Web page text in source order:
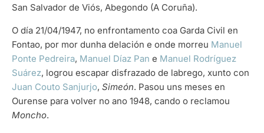
San Salvador de Viós, Abegondo (A Coruña).
O día 21/04/1947, no enfrontamento coa Garda Civil en
Fontao, por mor dunha delación e onde morreu Manuel
Ponte Pedreira, Manuel Díaz Pan e Manuel Rodríguez
Suárez, logrou escapar disfrazado de labrego, xunto con
Juan Couto Sanjurjo, Simeón. Pasou uns meses en
Ourense para volver no ano 1948, cando o reclamou
Moncho.